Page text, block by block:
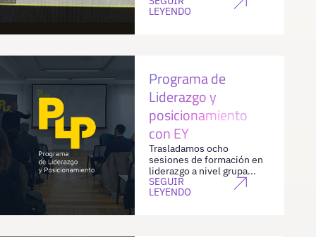
LEYENDO
Programa de
Liderazgo y
posicionamiento
con EY
Trasladamos ocho
sesiones de formación en
liderazgo a nivel grupa...
SEGUIR
LEYENDO